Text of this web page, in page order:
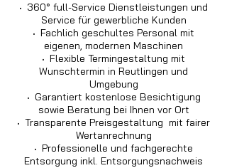
· 360° full-Service Dienstleistungen und
Service für gewerbliche Kunden
· Fachlich geschultes Personal mit
eigenen, modernen Maschinen
· Flexible Termingestaltung mit
Wunschtermin in Reutlingen und
Umgebung
·Garantiert kostenlose Besichtigung
sowie Beratung bei Ihnen vor Ort
· Transparente Preisgestaltung mit fairer
Wertanrechnung
· Professionelle und fachgerechte
Entsorgung inkl. Entsorgungsnachweis